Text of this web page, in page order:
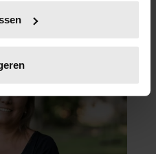
(fingerprinting)
in het
en advertenties te
social media te bieden